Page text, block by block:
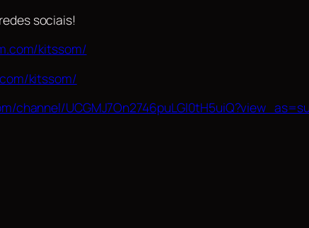
sociais!
kitssom/
kitssom/
channel/